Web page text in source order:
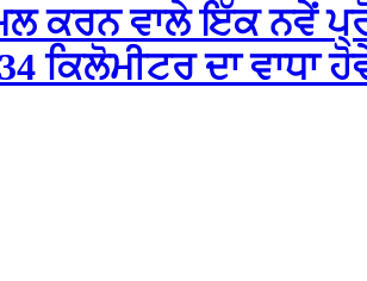
ਕਰਨ ਵਾਲੇ ਇੱਕ ਨਵੇਂ
ਕਿਲੋਮੀਟਰ ਦਾ ਵਾਧਾ